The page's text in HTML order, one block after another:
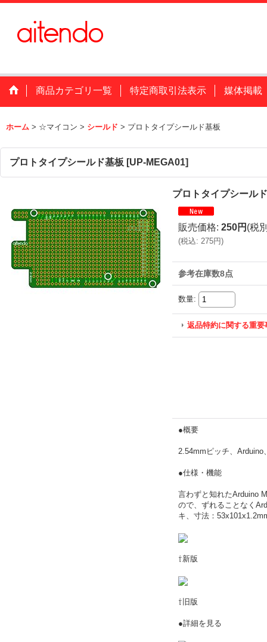
商品カテゴリ一覧 特定商取引法表示 媒体掲載
ホーム > ☆マイコン > シールド > プロトタイプシールド基板
プロトタイプシールド基板 [UP-MEGA01]
プロトタイプシール
販売価格: 250円 (税
(税込: 275円)
参考在庫数8点
数量:
返品特約に関する重要
●概要
2.54mmピッチ、Arduino
●仕様・機能
言わずと知れたArduino
ので、ずれることなく
キ、寸法：
⇧新版
⇧旧版
●詳細を見る